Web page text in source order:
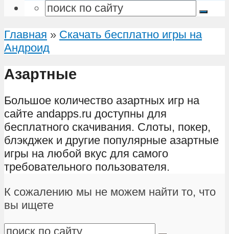
Главная » Скачать бесплатно игры на
Андроид
Азартные
Большое количество азартных игр на
сайте andapps.ru доступны для
бесплатного скачивания. Слоты, покер,
блэкджек и другие популярные азартные
игры на любой вкус для самого
требовательного пользователя.
К сожалению мы не можем найти то, что
вы ищете